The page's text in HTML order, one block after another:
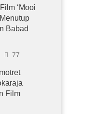
‘Mooi
Babad
77
Film